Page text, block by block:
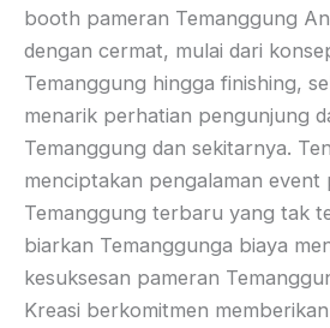
booth pameran Temanggung
dengan cermat, mulai dari
Temanggung hingga finishing,
menarik perhatian pengunjung
Temanggung dan sekitarnya.
menciptakan pengalaman event
Temanggung terbaru yang tak
biarkan Temanggunga biaya
kesuksesan pameran
Kreasi berkomitmen